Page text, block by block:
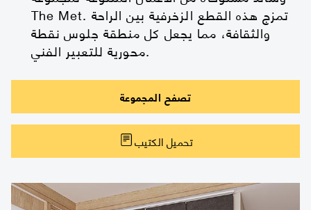
The Met. تمزج هذه القطع الزخرفية بين الراحة
والثقافة، مما يجعل كل منطقة جلوس نقطة
محورية للتعبير الفني.
تصفح المجموعة
تحميل الكتيب